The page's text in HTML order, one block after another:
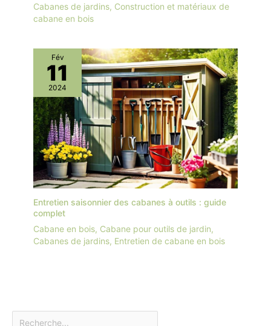
Cabanes de jardins, Construction et matériaux de
cabane en bois
Fév
11
2024
Entretien saisonnier des cabanes à outils : guide
complet
Cabane en bois, Cabane pour outils de jardin,
Cabanes de jardins, Entretien de cabane en bois